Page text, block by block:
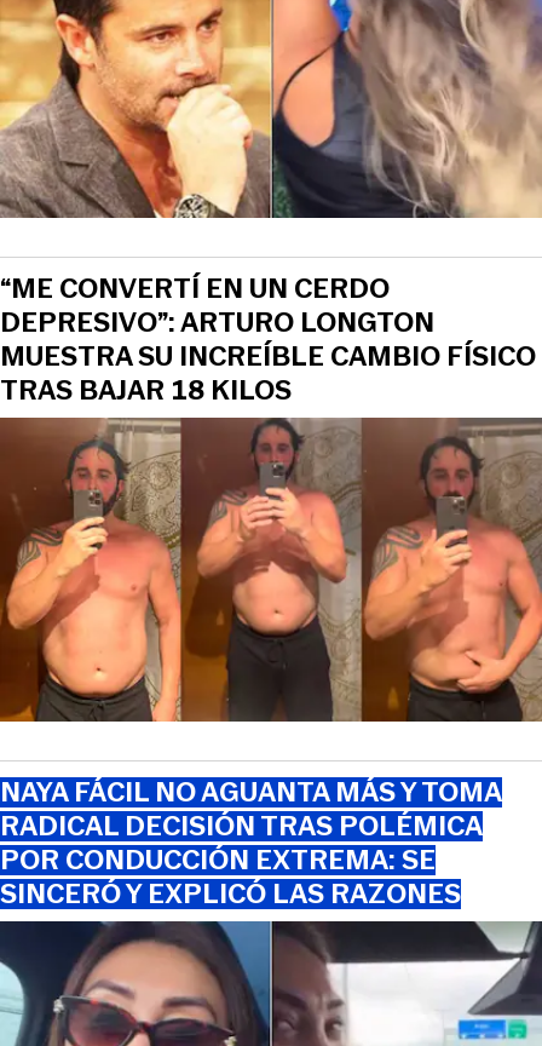
“ME CONVERTÍ EN UN CERDO
DEPRESIVO”: ARTURO LONGTON
MUESTRA SU INCREÍBLE CAMBIO FÍSICO
TRAS BAJAR 18 KILOS
NAYA FÁCIL NO AGUANTA MÁS Y TOMA
RADICAL DECISIÓN TRAS POLÉMICA
POR CONDUCCIÓN EXTREMA: SE
SINCERÓ Y EXPLICÓ LAS RAZONES